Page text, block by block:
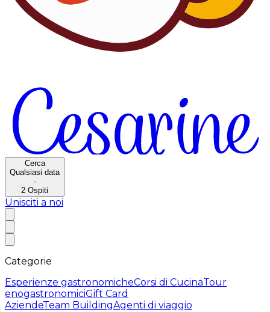
Cerca
Qualsiasi data
·
2 Ospiti
Unisciti a noi
Categorie
Esperienze gastronomicheCorsi di CucinaTour
enogastronomiciGift Card
AziendeTeam BuildingAgenti di viaggio